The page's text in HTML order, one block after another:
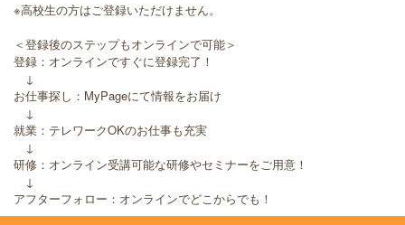
※高校生の方はご登録いただけません。
＜登録後のステップもオンラインで可能＞
登録：オンラインですぐに登録完了！
↓
お仕事探し：MyPageにて情報をお届け
↓
就業：テレワークOKのお仕事も充実
↓
研修：オンライン受講可能な研修やセミナーをご用意！
↓
アフターフォロー：オンラインでどこからでも！